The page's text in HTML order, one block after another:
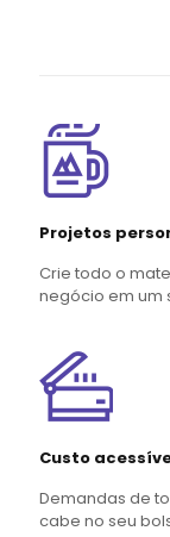
Projetos
Crie todo o
negócio em um
Custo
Demandas de
cabe no seu